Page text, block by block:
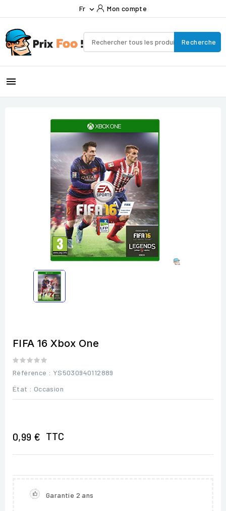
Fr  Mon compte
Recherche

FIFA 16 Xbox One
Référence : YS5030940112889
État : Occasion
0,99 € TTC
Garantie 2 ans